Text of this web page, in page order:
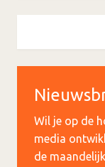
Wil je op de
media
de